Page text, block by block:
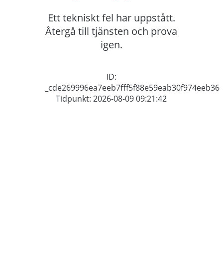
Ett tekniskt fel har uppstått.
Återgå till tjänsten och prova
igen.
ID:
_cde269996ea7eeb7fff5f88e59eab30f974eeb36
Tidpunkt: 2026-08-09 09:21:42